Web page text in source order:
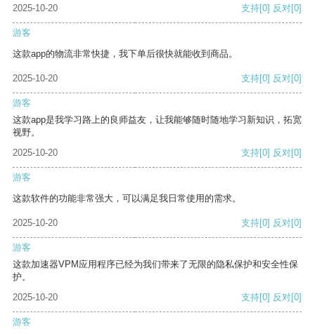
2025-10-20 支持[0] 反对[0]
游客
这款app的物流非常快捷，我下单后很快就能收到商品。
2025-10-20 支持[0] 反对[0]
游客
这款app是我学习路上的良师益友，让我能够随时随地学习新知识，拓宽
视野。
2025-10-20
支持[0] 反对[0]
游客
这款软件的功能非常强大，可以满足我日常使用的需求。
2025-10-20 支持[0] 反对[0]
游客
这款加速器VPM应用程序已经为我们带来了无限的隐私保护和安全性保
护。
2025-10-20
支持[0] 反对[0]
游客